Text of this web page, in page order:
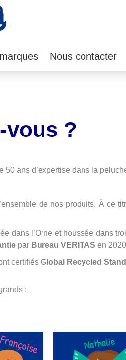
Nous contacter
vous ?
ans d’expertise dans la
de nos produits. À ce
dans l’Orne et houssée dans
par Bureau VERITAS en
certifiésGlobal Recycled
: